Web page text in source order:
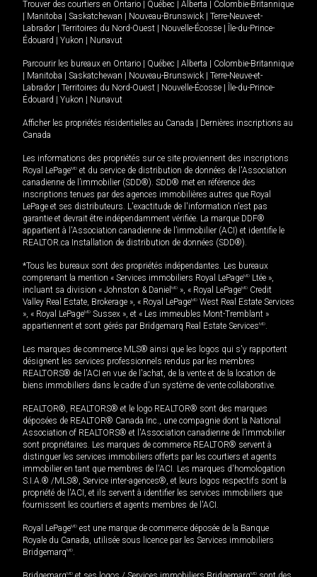
Trouver des courtiers en Ontario | Québec | Alberta | Colombie-Britannique
| Manitoba | Saskatchewan | Nouveau-Brunswick | Terre-Neuve-et-
Labrador | Territoires du Nord-Ouest | Nouvelle-Écosse | Île-du-Prince-
Édouard | Yukon | Nunavut
Parcourir les bureaux en Ontario | Québec | Alberta | Colombie-Britannique
| Manitoba | Saskatchewan | Nouveau-Brunswick | Terre-Neuve-et-
Labrador | Territoires du Nord-Ouest | Nouvelle-Écosse | Île-du-Prince-
Édouard | Yukon | Nunavut
Afficher les propriétés résidentielles au Canada | Dernières inscriptions au
Canada
Les informations des propriétés sur ce site proviennent des inscriptions
Royal LePageMD et du service de distribution de données de l'Association
canadienne de l’immobilier (SDD®). SDD® met en référence des
inscriptions tenues par des agences immobilières autres que Royal
LePage et ses distributeurs. L'exactitude de l'information n'est pas
garantie et devrait être indépendamment vérifiée. La marque DDF®
appartient à l'Association canadienne de l’immobilier (ACI) et identifie le
REALTOR.ca Installation de distribution de données (SDD®).
*Tous les bureaux sont des propriétés indépendantes. Les bureaux
comprenant la mention « Services immobiliers Royal LePageMD Ltée »,
incluant sa division « Johnston & Daniel MD », « Royal LePageMD Credit
Valley Real Estate, Brokerage », « Royal LePageMD West Real Estate Services
», « Royal LePageMD Sussex », et « Les immeubles Mont-Tremblant »
appartiennent et sont gérés par Bridgemarq Real Estate ServicesMD
Les marques de commerce MLS® ainsi que les logos qui s'y rapportent
désignent les services professionnels rendus par les membres
REALTORS® de l'ACI en vue de l'achat, de la vente et de la location de
biens immobiliers dans le cadre d'un système de vente collaborative.
REALTOR®, REALTORS® et le logo REALTOR® sont des marques
déposées de REALTOR® Canada Inc., une compagnie dont la National
Association of REALTORS® et l'Association canadienne de l’immobilier
sont propriétaires. Les marques de commerce REALTOR® servent à
distinguer les services immobiliers offerts par les courtiers et agents
immobilier en tant que membres de l'ACI. Les marques d'homologation
S.I.A.® /MLS®, Service inter-agences®, et leurs logos respectifs sont la
propriété de l'ACI, et ils servent à identifier les services immobiliers que
fournissent les courtiers et agents membres de l'ACI.
Royal LePageMD est une marque de commerce déposée de la Banque
Royale du Canada, utilisée sous licence par les Services immobiliers
BridgemarqMD
MD MD